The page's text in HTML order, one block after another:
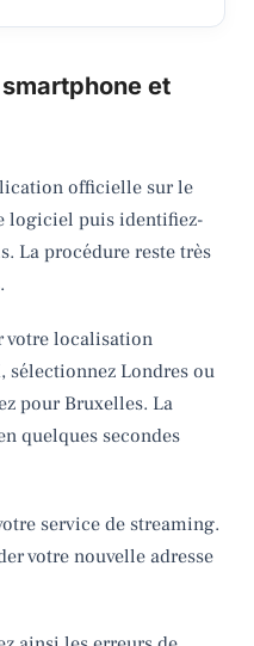
et
officielle sur le
logiciel puis identifiez-
La procédure reste très
votre localisation
sélectionnez Londres ou
pour Bruxelles. La
quelques secondes
service de streaming.
votre nouvelle adresse